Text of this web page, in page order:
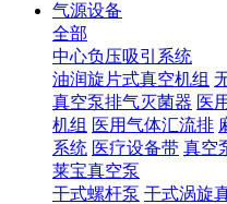
气源设备
全部
中心负压吸引系统
油润旋片式真空机组
真空泵排气灭菌器 医
机组 医用气体汇流排
系统 医疗设备带 真空
莱宝真空泵
干式螺杆泵 干式涡旋